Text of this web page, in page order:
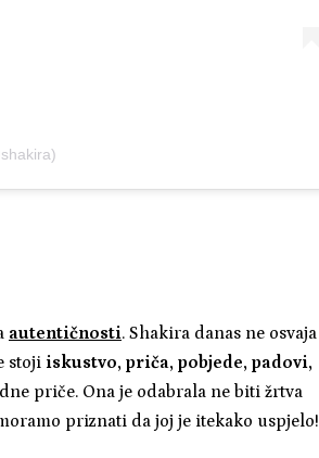
autentičnosti. Shakira danas ne osvaja
stoji iskustvo, priča, pobjede, padovi,
priče. Ona je odabrala ne biti žrtva
priznati da joj je itekako uspjelo!